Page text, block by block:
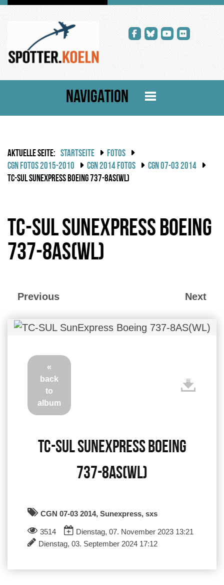
NAVIGATION
AKTUELLE SEITE: STARTSEITE
FOTOS
CGN FOTOS 2015-2010
CGN 2014 FOTOS
CGN 07-03 2014
TC-SUL SUNEXPRESS BOEING 737-8AS(WL)
TC-SUL SunExpress Boeing
737-8AS(WL)
Previous Next
«
back
to
album
TC-SUL SunExpress Boeing
737-8AS(WL)
CGN 07-03 2014, Sunexpress, sxs
3514
Dienstag, 07. November 2023 13:21
Dienstag, 03. September 2024 17:12